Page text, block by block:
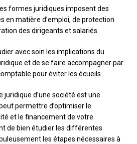
formes juridiques imposent des
en matière d’emploi, de protection
des dirigeants et salariés.
avec soin les implications du
et de se faire accompagner par
pour éviter les écueils.
d’une société est une
permettre d’optimiser le
et le financement de votre
de bien étudier les différentes
les étapes nécessaires à